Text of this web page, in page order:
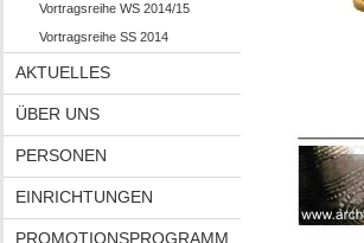
Vortragsreihe WS 2014/15
Vortragsreihe SS 2014
AKTUELLES
ÜBER UNS
PERSONEN
EINRICHTUNGEN
PROMOTIONSPROGRAMM